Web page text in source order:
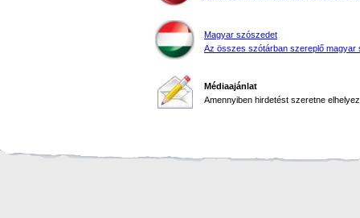
Magyar szószedet
Az összes szótárban szereplő magyar
Médiaajánlat
Amennyiben hirdetést szeretne